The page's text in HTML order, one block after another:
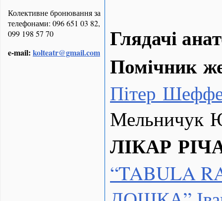
Колективне бронювання за
телефонами: 096 651 03 82,
099 198 57 70
e-mail: kolteatr@gmail.com
Глядачі
Помічник
Пітер
Мельничук
ЛІКАР
“TABULA